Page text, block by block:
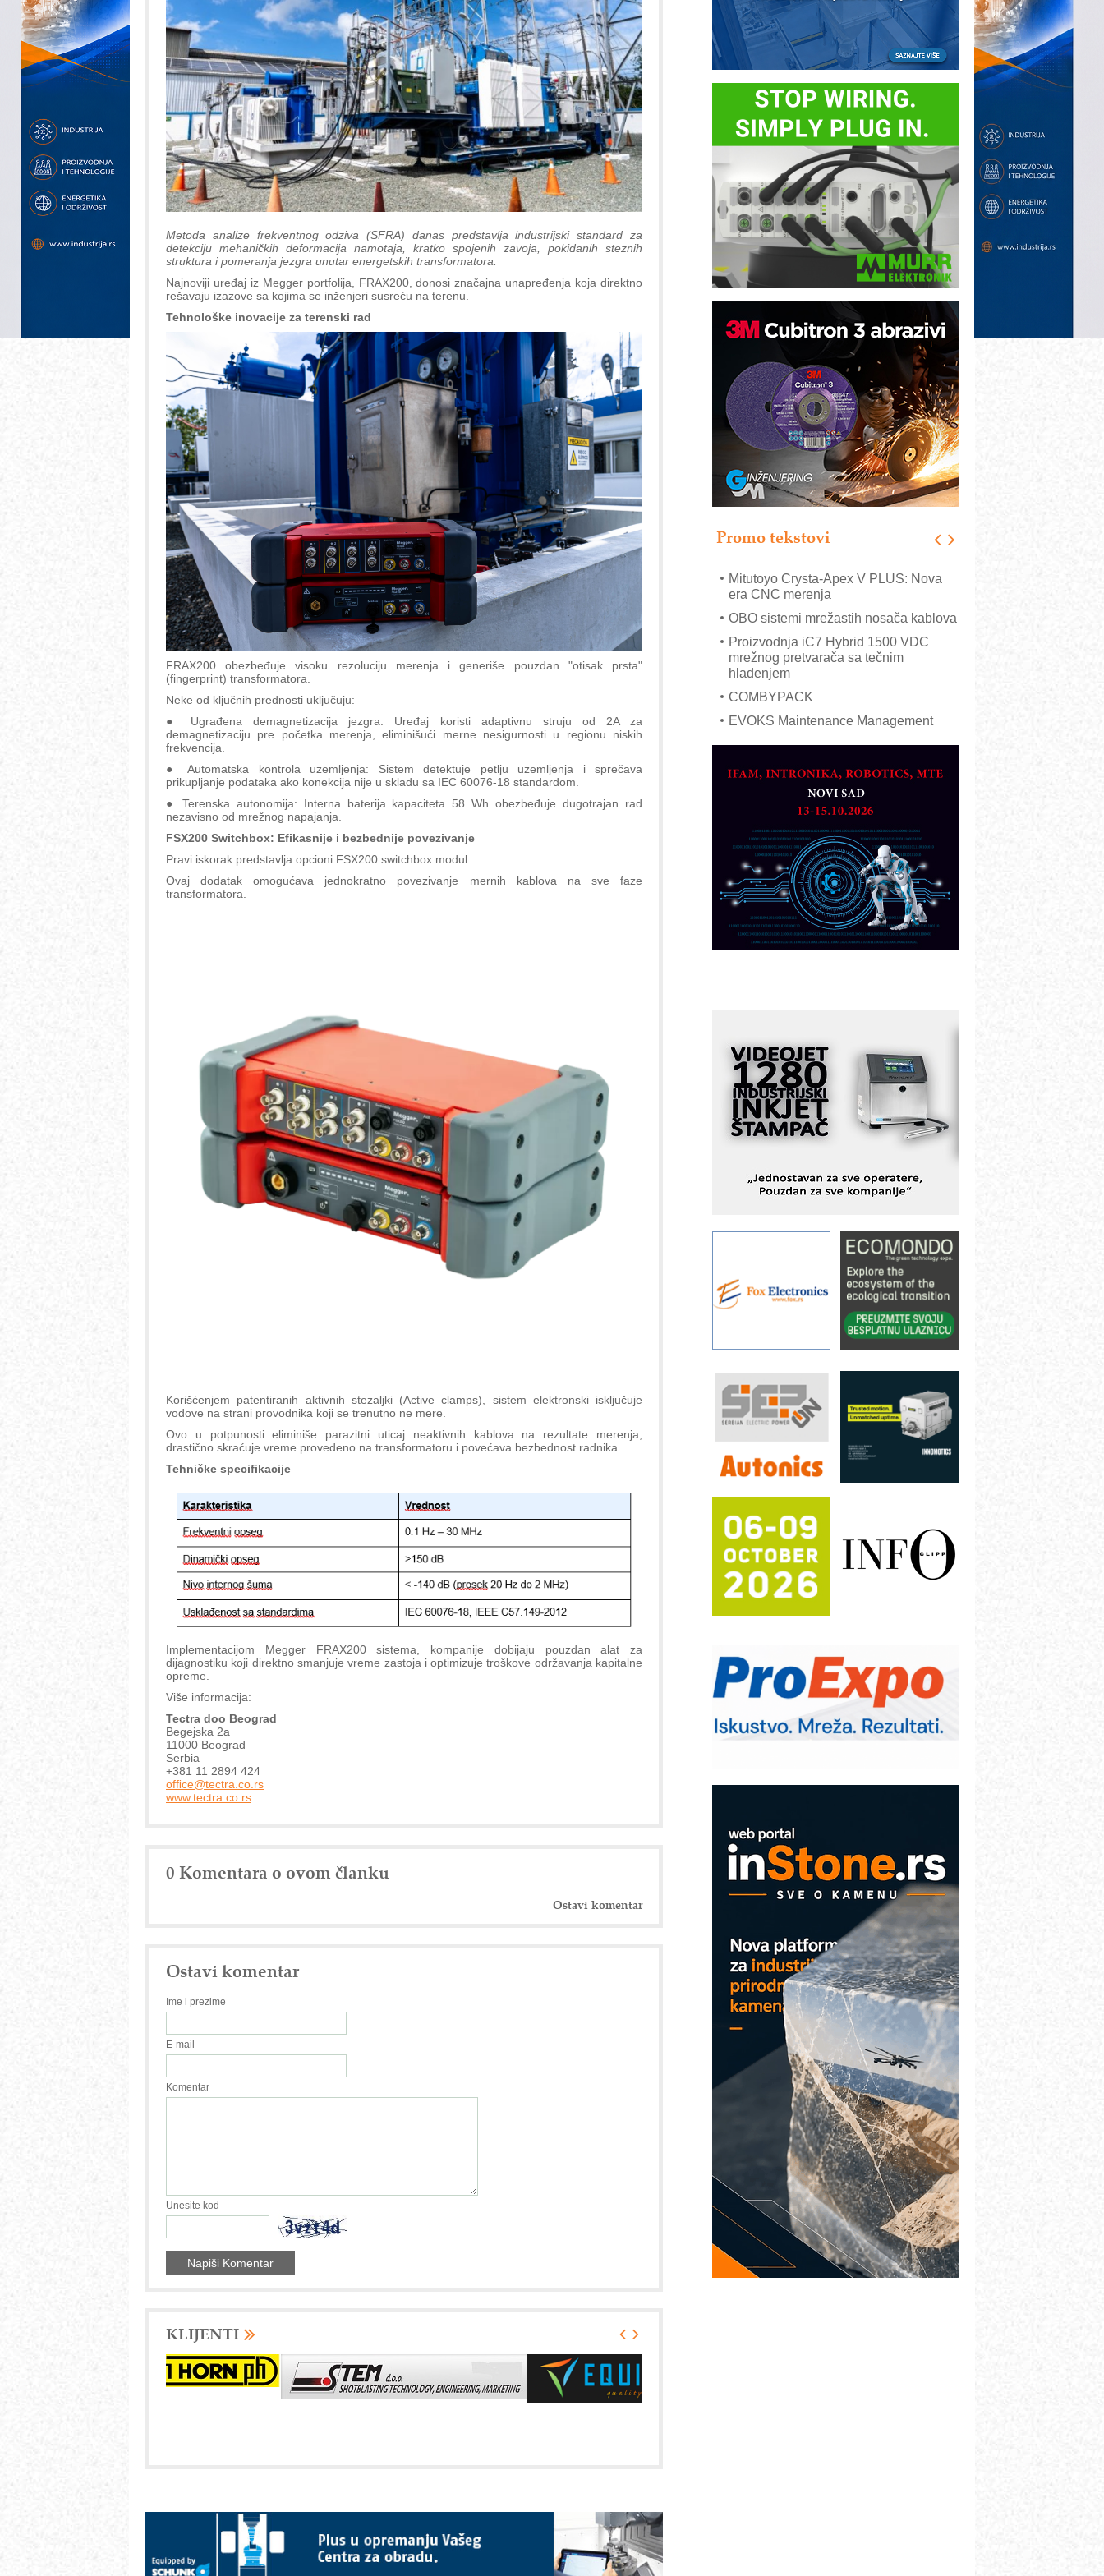
Metoda analize frekventnog odziva (SFRA) danas predstavlja industrijski standard za
detekciju mehaničkih deformacija namotaja, kratko spojenih zavoja, pokidanih steznih
struktura i pomeranja jezgra unutar energetskih transformatora.
Najnoviji uređaj iz Megger portfolija, FRAX200, donosi značajna unapređenja koja direktno
rešavaju izazove sa kojima se inženjeri susreću na terenu.
Tehnološke inovacije za terenski rad
FRAX200 obezbeđuje visoku rezoluciju merenja i generiše pouzdan "otisak prsta"
(fingerprint) transformatora.
Neke od ključnih prednosti uključuju:
● Ugrađena demagnetizacija jezgra: Uređaj koristi adaptivnu struju od 2A za
demagnetizaciju pre početka merenja, eliminišući merne nesigurnosti u regionu niskih
frekvencija.
● Automatska kontrola uzemljenja: Sistem detektuje petlju uzemljenja i sprečava
prikupljanje podataka ako konekcija nije u skladu sa IEC 60076-18 standardom.
● Terenska autonomija: Interna baterija kapaciteta 58 Wh obezbeđuje dugotrajan rad
nezavisno od mrežnog napajanja.
FSX200 Switchbox: Efikasnije i bezbednije povezivanje
Pravi iskorak predstavlja opcioni FSX200 switchbox modul.
Ovaj dodatak omogućava jednokratno povezivanje mernih kablova na sve faze
transformatora.
Korišćenjem patentiranih aktivnih stezaljki (Active clamps), sistem elektronski isključuje
vodove na strani provodnika koji se trenutno ne mere.
Ovo u potpunosti eliminiše parazitni uticaj neaktivnih kablova na rezultate merenja,
drastično skraćuje vreme provedeno na transformatoru i povećava bezbednost radnika.
Tehničke specifikacije
Implementacijom Megger FRAX200 sistema, kompanije dobijaju pouzdan alat za
dijagnostiku koji direktno smanjuje vreme zastoja i optimizuje troškove održavanja kapitalne
opreme.
Više informacija:
Tectra doo Beograd
Begejska 2a
11000 Beograd
Serbia
+381 11 2894 424
ofﬁce@tectra.co.rs
www.tectra.co.rs
0 Komentara o ovom članku
Ostavi komentar
Ostavi komentar
Ime i prezime
E-mail
Komentar
Unesite kod
KLIJENTI
Promo tekstovi
Automatizacija pakovanja · Display
(Shelf-Ready) omotnice
Potpuna efikasnost bez složenih
sistema
Trajna oznaka kao dugoročna korist
Bezbednost na prvom mestu!
IB BLUMENAUER - više od 40 godina
Art Utopia Studio – vizuelne priče
Mitutoyo Crysta-Apex V PLUS: Nova
era CNC merenja
OBO sistemi mrežastih nosača kablova
Proizvodnja iC7 Hybrid 1500 VDC
mrežnog pretvarača sa tečnim
hlađenjem
COMBYPACK
EVOKS Maintenance Management
ROSA i SCHUNK podižu proizvodnju
Detekcija različitih oblika
MAREX - Lim i mašine za savremena
Marcom-plast d.o.o.- vaš pouzdan
partner
CTO - Prilagodite svoju toplinsku
obradu!
Razvoj asortimanskog pravca MINI-
PLC AKYTEC
I.SAFE MOBILE revolucioniše
industrijsku automatizaciju
pionirskimmobile operator PANEL-OM
Fleksibilno stezanje i brzo
podešavanje u proizvodnji prototipova
KIP KOP – napredna rešenja za
Alba d.o.o. – 35 godina preciznosti u
IBeRTIM - oprema za ispitivanje
STAUFF – Komponente koje
povećavaju pouzdanost hidrauličkih
YAMADA pumpe – japanska
Filtration Group Industrial – Napredna
rešenja za filtraciju u hidrauličkim i
procesnim sistemima
FANUC: Najbolje za vašu pametnu
automatizaciju
Efikasno upravljanje energijom
Automatizacija pakovanja · Display
(Shelf-Ready) omotnice
Potpuna efikasnost bez složenih
sistema
poverenja u industriji
Art Utopia Studio – vizuelne priče
Mitutoyo Crysta-Apex V PLUS: Nova
hlađenjem
COMBYPACK